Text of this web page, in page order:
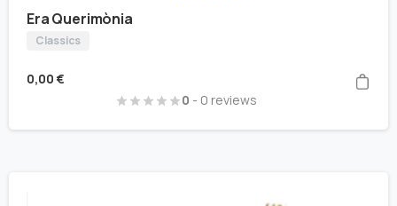
Era Querimònia
Classics
0,00 €
0 - 0 reviews